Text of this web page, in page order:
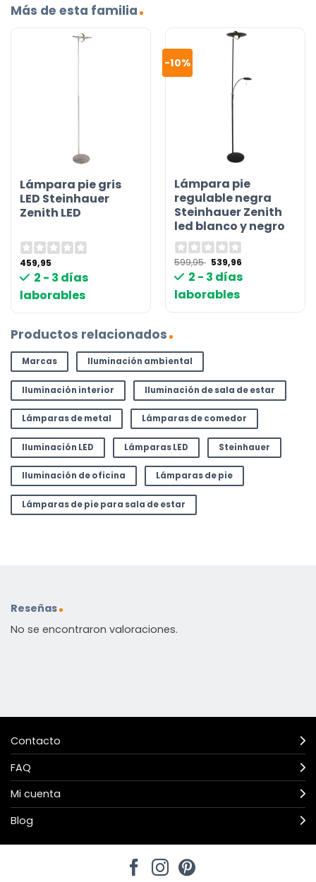
Más de esta familia
Lámpara pie gris
LED Steinhauer
Zenith LED
459,95
2 - 3 días
laborables
-10%
Lámpara pie
regulable negra
Steinhauer Zenith
led blanco y negro
599,95 El
precio
original
599,95 €.
539,96
2 - 3 días
laborables
Productos relacionados
Marcas Iluminación ambiental
Iluminación interior Iluminación de sala de estar
Lámparas de metal Lámparas de comedor
Iluminación LED Lámparas LED Steinhauer
Iluminación de oficina Lámparas de pie
Lámparas de pie para sala de estar
Reseñas
No se encontraron valoraciones.
Contacto
FAQ
Mi cuenta
Blog